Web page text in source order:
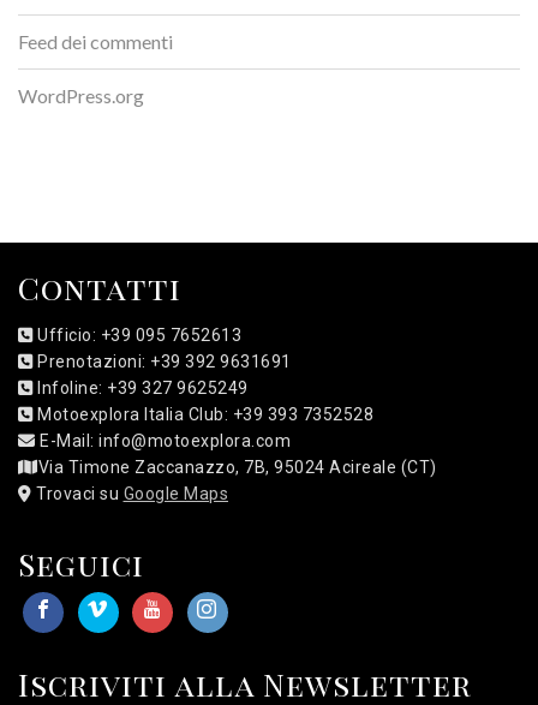
Feed dei commenti
WordPress.org
Contatti
Ufficio: +39 095 7652613
Prenotazioni: +39 392 9631691
Infoline: +39 327 9625249
Motoexplora Italia Club: +39 393 7352528
E-Mail: info@motoexplora.com
Via Timone Zaccanazzo, 7B, 95024 Acireale (CT)
Trovaci su Google Maps
Seguici
Iscriviti alla Newsletter